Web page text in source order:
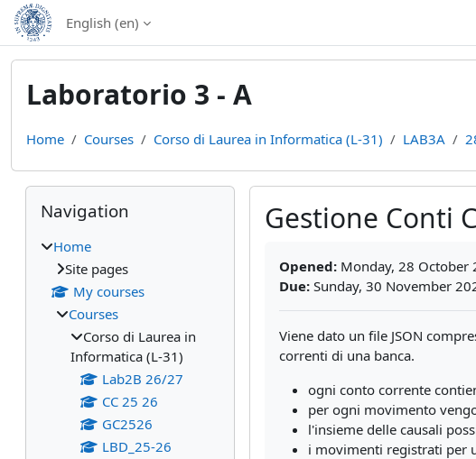
Skip to main content
English ‎(en)‎
Laboratorio 3 - A
Home Courses Corso di Laurea in Informatica (L-31) LAB3A
Gestione Conti
Opened: Monday, 28 October
Due: Sunday, 30 November
Viene dato un file JSON
correnti di una banca.
ogni conto corrente
per ogni movimento
l'insieme delle causali
i movimenti registrati per
Blocks
Skip Navigation
Navigation
Home
Site pages
My courses
Courses
Corso di Laurea in
Informatica (L-31)
Lab2B 26/27
CC 25 26
GC2526
LBD_25-26